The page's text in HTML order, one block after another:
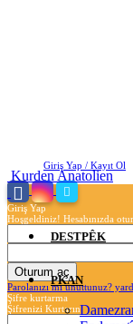
Giriş Yap / Kayıt Ol
Giriş Yap
Hoşgeldiniz! Hesabınızda
Parolanızı mı unuttunuz?
Şifre kurtarma
Şifrenizi Kurtarın
Kurden Anatolien
DESTPÊK
PKAN